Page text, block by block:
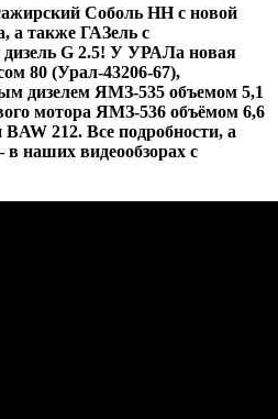
Соболь НН с новой
а также ГАЗель с
G 2.5! У УРАЛа новая
80 (Урал-43206-67),
дизелем ЯМЗ-535 объемом 5,1
мотора ЯМЗ-536 объёмом 6,6
212. Все подробности, а
в наших видеообзорах с